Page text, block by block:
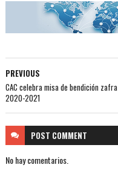
PREVIOUS
CAC celebra misa de bendición zafra
2020-2021
POST COMMENT
No hay comentarios.